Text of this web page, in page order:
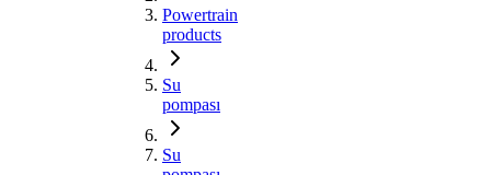
Powertrain
products
Su
pompası
Su